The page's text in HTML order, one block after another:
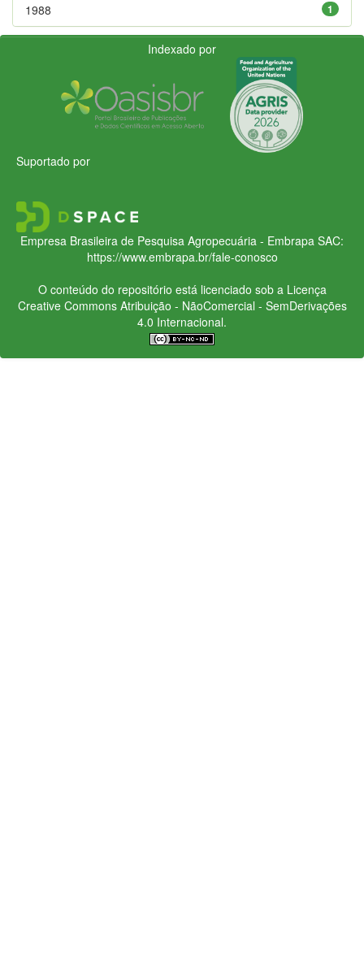
1
1988
Indexado por
Suportado por
Empresa Brasileira de Pesquisa Agropecuária - Embrapa SAC:
https://www.embrapa.br/fale-conosco
O conteúdo do repositório está licenciado sob a Licença
Creative CommonsAtribuição - NãoComercial - SemDerivações
4.0 Internacional.